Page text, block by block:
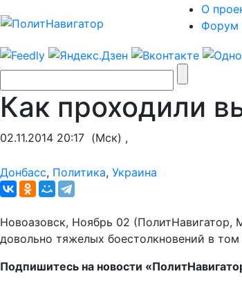
О
Форум
Как проходили
02.11.2014 20:17 (Мск) ,
Донбасс, Политика, Украина
Новоазовск, Ноябрь 02 (ПолитНавигатор,
довольно тяжелых боестолкновений в том
Подпишитесь на новости